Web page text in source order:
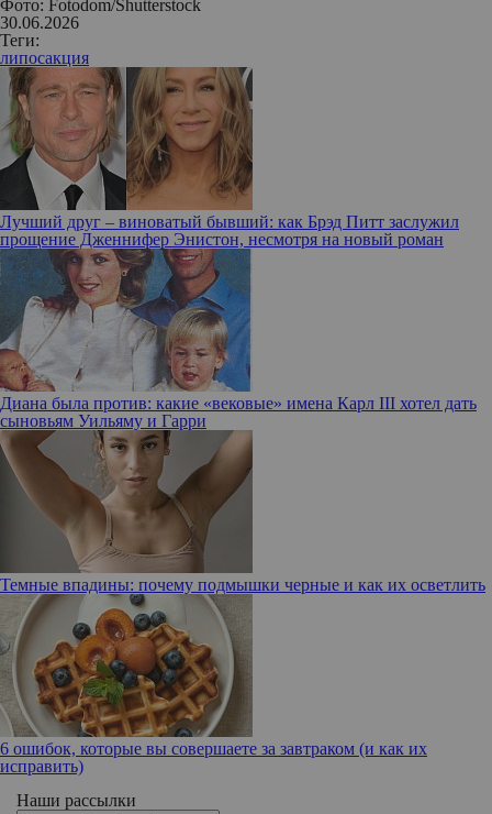
Фото: Fotodom/Shutterstock
30.06.2026
Теги:
липосакция
Лучший друг – виноватый бывший: как Брэд Питт заслужил
прощение Дженнифер Энистон, несмотря на новый роман
Диана была против: какие «вековые» имена Карл III хотел дать
сыновьям Уильяму и Гарри
Темные впадины: почему подмышки черные и как их осветлить
6 ошибок, которые вы совершаете за завтраком (и как их
исправить)
Наши рассылки